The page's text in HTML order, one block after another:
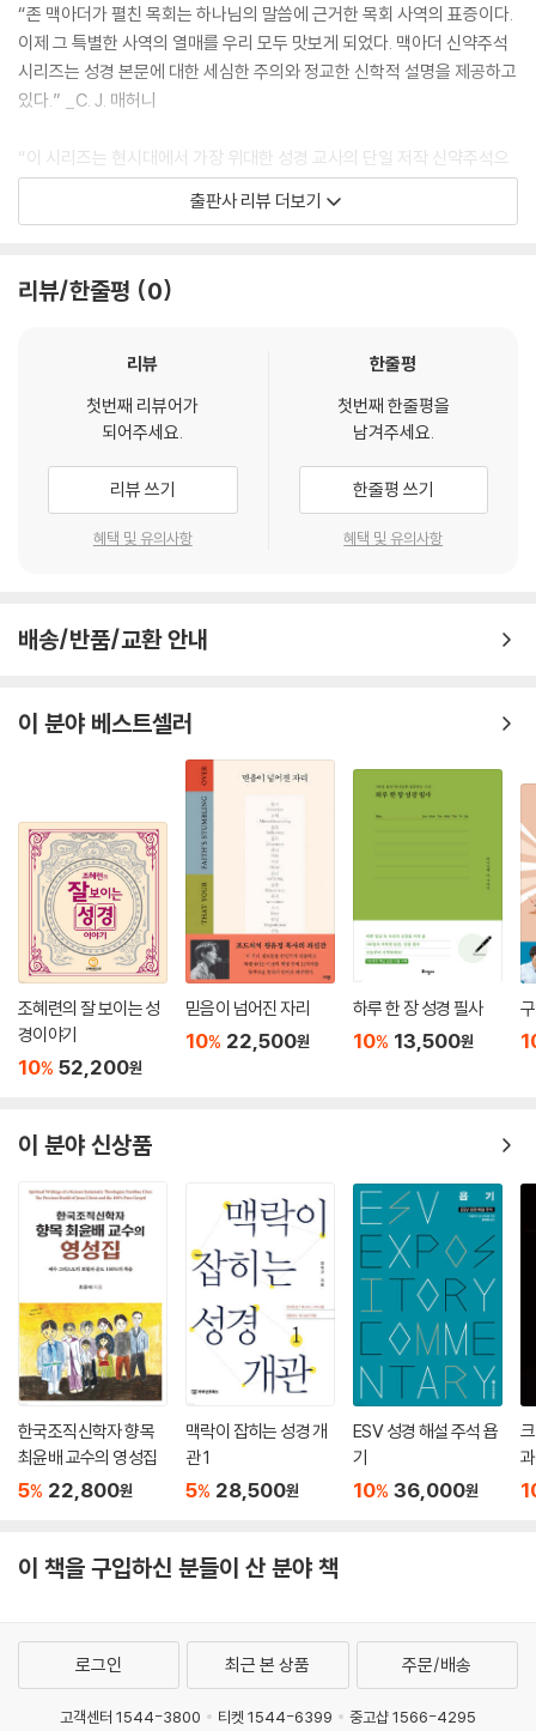
“존 맥아더가 펼친 목회는 하나님의 말씀에 근거한 목회 사역의 표증이다.
이제 그 특별한 사역의 열매를 우리 모두 맛보게 되었다. 맥아더 신약주석
시리즈는 성경 본문에 대한 세심한 주의와 정교한 신학적 설명을 제공하고
있다.” _C. J. 매허니
“이 시리즈는 현시대에서 가장 위대한 성경 교사의 단일 저작 신약주석으
로 명확하고 이해하기 쉬우며, 논리적이며 경건하다.” _ 마크 데버
모든 핵심 구절과 구문의 분석, 신학적인 통찰과 적용을 제공한다. 신학자
어 영원히 목마르지 아니하는 하나님의 진리로 인도할 것이다.
〈MNTC 시리즈 저자 서문〉
신약성경을 강해하면서 늘 보람되고 거룩한 교제를 누린다. 내 목적은 한
결같다. 하나님의 말씀을 깨달으며 그분과 깊이 교제하고, 이 경험을 바탕
으로 한 단락의 의미를 그분의 백성에게 풀어주는 것이다. 느헤미야 8장 8
단언컨대, 하나님의 백성은 하나님을 알아야 한다. 그러려면 하나님의 말
씀이 그분의 백성에게 살아 있도록 돕는 것이다. 이것은 즐겁고 보람된 모
험이다. 이 신약성경 주석 시리즈는 이처럼 성경을 풀어내고 적용하는 데
목적이 있다. 어떤 주석은 무엇보다도 언어학적이다. 어떤 주석은 매우 신
학적이다. 어떤 주석은 주로 설교 형식이다.
이 주석은 전문적으로 언어학적이지 않지만, 정확한 해석에 도움이 될 경
우에 언어학적 면을 다룬다. 이 주석은 신학 논의를 폭넓게 다루지 않지만,
각 본문의 핵심 교리들(doctrines, 가르침)이 성경 전체와 어떻게 연결되
는지에 초점을 맞춘다. 이 주석은 설교 형식을 띠지 않지만, 일반적으로 하
의 논리적 흐름을 따른다. 대다수 진리는 다른 성경 본문과 연결해 설명하
고 적용했다. 한 단락의 문맥을 제시한 후, 저자의 전개와 추론을 세밀하게
따라가려 노력했다.
성령께서 하나님 말씀의 각 부분에서 하시는 말씀을 독자들이 온전히 이해
음의 열매가 맺히길, 그래서 우리의 크신 하나님이 영광을 받으시길 기도
한다.
출판사 리뷰 더보기
리뷰/한줄평 0
리뷰
첫번째 리뷰어가
되어주세요.
리뷰 쓰기
혜택 및 유의사항
한줄평
첫번째 한줄평을
남겨주세요.
한줄평 쓰기
혜택 및 유의사항
배송/반품/교환 안내
이 분야 베스트셀러
조혜련의 잘 보이는 성
경이야기
10% 52,200원
믿음이 넘어진 자리
10% 22,500원
하루 한 장 성경 필사
10% 13,500원
이 분야 신상품
한국조직신학자 향목
최윤배 교수의 영성집
5% 22,800원
맥락이 잡히는 성경 개
관 1
5% 28,500원
ESV 성경 해설 주석 욥
기
10% 36,000원
이 책을 구입하신 분들이 산 분야 책
로그인 최근 본 상품 주문/배송
고객센터 1544-3800 티켓 1544-6399 중고샵 1566-4295